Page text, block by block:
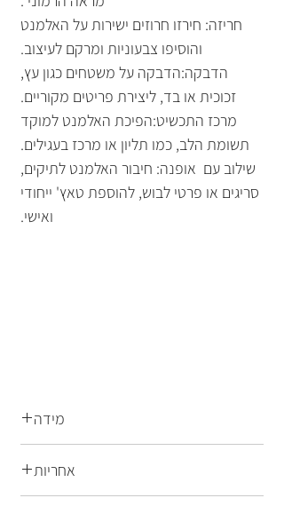
חריזה: חירזו חרוזים ישירות על האלמנט
והוסיפו צבעוניות ומרקם לעיצוב.
הדבקה:הדבקה על משטחים כגון עץ,
זכוכית או בד, ליצירת פריטים מקוריים.
מרכז התכשיט:הפיכת האלמנט למוקד
תשומת הלב, כמו תליון או מרכז בעגילים.
שילוב עם אופנה: חיבור האלמנט לתיקים,
סריגים או פרטי לבוש, להוספת טאץ' ייחודי
ואישי.
מידה
אחריות